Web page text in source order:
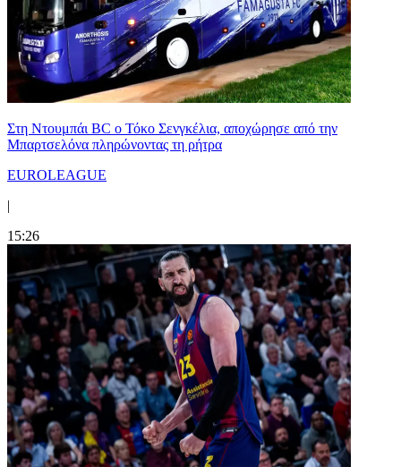
Στη Nτουμπάι BC ο Τόκο Σενγκέλια, αποχώρησε από την
Μπαρτσελόνα πληρώνοντας τη ρήτρα
EUROLEAGUE
|
15:26